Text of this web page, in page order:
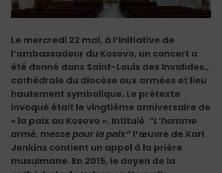
Le mercredi 22 mai, à l’initiative de
l’ambassadeur du Kosovo, un concert a
été donné dans Saint-Louis des Invalides.,
cathédrale du diocèse aux armées et lieu
hautement symbolique. Le prétexte
invoqué était le vingtiéme anniversaire de
« la paix au Kosovo ». Intitulé “L’homme
armé, messe pour la paix” l’œuvre de Karl
Jenkins contient un appel à la prière
musulmane. En 2015, le doyen de la